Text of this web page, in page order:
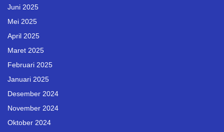
Juni 2025
Mei 2025
April 2025
Maret 2025
Februari 2025
Januari 2025
Desember 2024
November 2024
Oktober 2024